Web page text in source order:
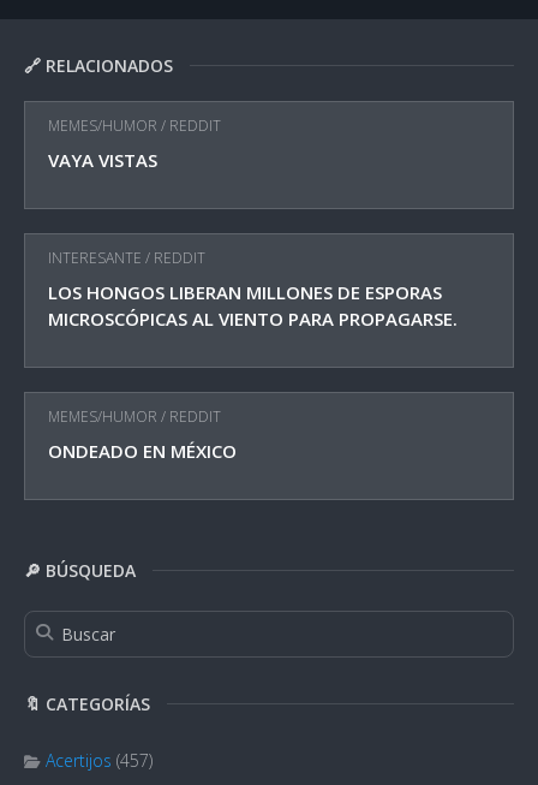
🔗 RELACIONADOS
MEMES/HUMOR / REDDIT
VAYA VISTAS
INTERESANTE / REDDIT
LOS HONGOS LIBERAN MILLONES DE ESPORAS
MICROSCÓPICAS AL VIENTO PARA PROPAGARSE.
MEMES/HUMOR / REDDIT
ONDEADO EN MÉXICO
🔎 BÚSQUEDA
🔖 CATEGORÍAS
Acertijos (457)